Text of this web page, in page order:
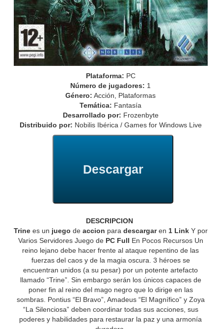
Plataforma: PC
Número de jugadores: 1
Género: Acción, Plataformas
Temática: Fantasía
Desarrollado por: Frozenbyte
Distribuido por: Nobilis Ibérica / Games for Windows Live
Descargar
DESCRIPCION
Trinees un juego deaccion paradescargaren 1 LinkY por
Varios Servidores Juego dePC Full En Pocos Recursos Un
reino lejano debe hacer frente al ataque repentino de las
fuerzas del caos y de la magia oscura. 3 héroes se
encuentran unidos (a su pesar) por un potente artefacto
llamado “Trine”. Sin embargo serán los únicos capaces de
poner fin al reino del mago negro que lo dirige en las
sombras. Pontius “El Bravo”, Amadeus “El Magnífico” y Zoya
“La Silenciosa” deben coordinar todas sus acciones, sus
poderes y habilidades para restaurar la paz y una armonía